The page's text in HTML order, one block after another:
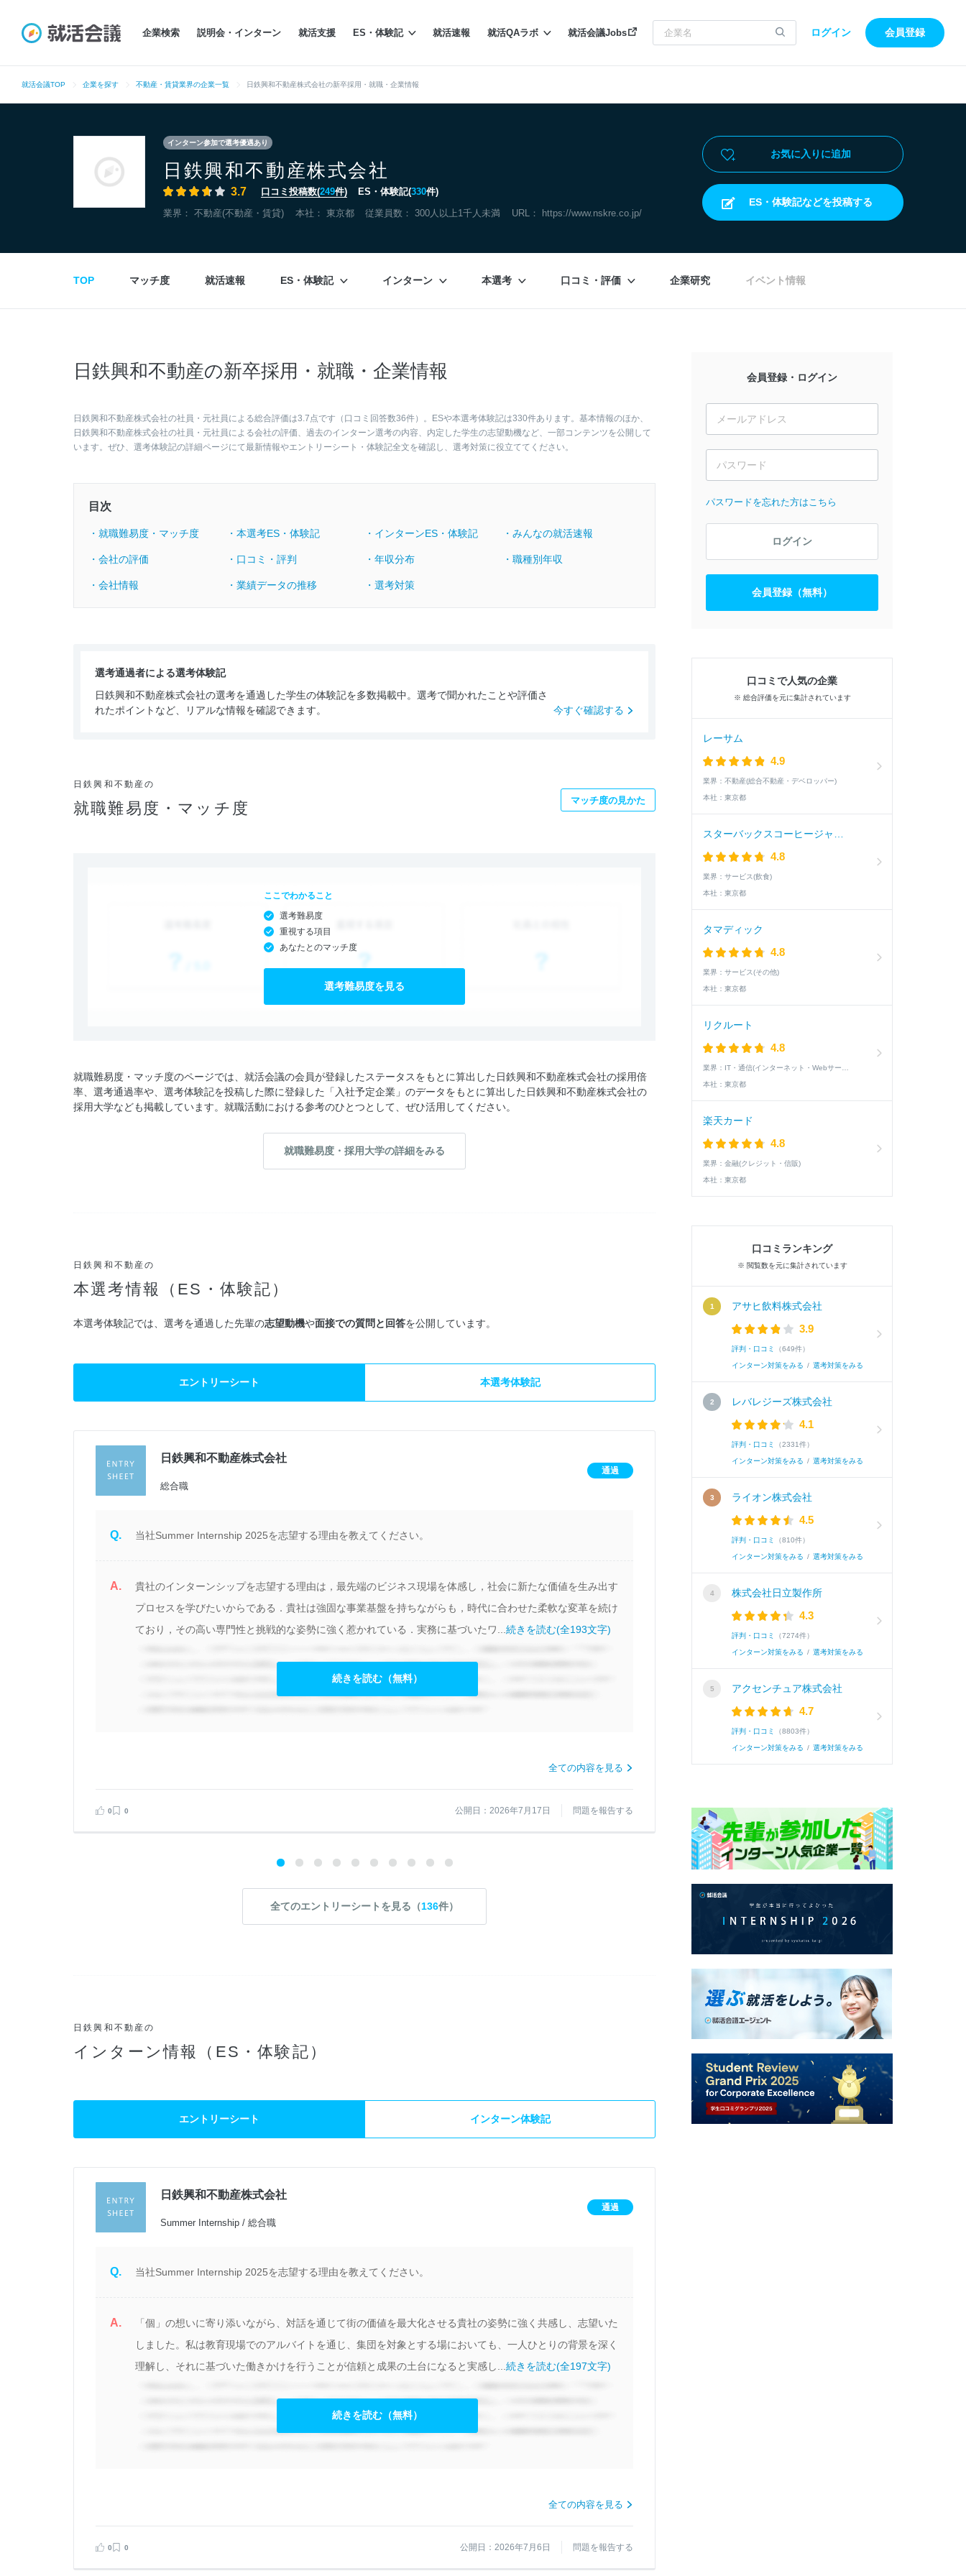
企業検索 説明会・インターン 就活支援 ES・体験記 就活速報 就活QAラボ 就活会議Jobs ログイン 会員登録
就活会議TOP 企業を探す 不動産・賃貸業界の企業一覧 日鉄興和不動産株式会社の新卒採用・就職・企業情報
インターン参加で選考優遇あり
日鉄興和不動産株式会社
3.7 口コミ投稿数(249件) ES・体験記(330件)
業界： 不動産(不動産・賃貸) 本社： 東京都 従業員数： 300人以上1千人未満 URL： https://www.nskre.co.jp/
お気に入りに追加
ES・体験記などを投稿する
TOP マッチ度 就活速報 ES・体験記 インターン 本選考 口コミ・評価 企業研究 イベント情報
日鉄興和不動産の新卒採用・就職・企業情報
日鉄興和不動産株式会社の社員・元社員による総合評価は3.7点です（口コミ回答数36件）。ESや本選考体験記は330件あります。基本情報のほか、
日鉄興和不動産株式会社の社員・元社員による会社の評価、過去のインターン選考の内容、内定した学生の志望動機など、一部コンテンツを公開して
います。ぜひ、選考体験記の詳細ページにて最新情報やエントリーシート・体験記全文を確認し、選考対策に役立ててください。
目次
・就職難易度・マッチ度 ・本選考ES・体験記 ・インターンES・体験記 ・みんなの就活速報
・会社の評価 ・口コミ・評判 ・年収分布 ・職種別年収
・会社情報 ・業績データの推移 ・選考対策
選考通過者による選考体験記
日鉄興和不動産株式会社の選考を通過した学生の体験記を多数掲載中。選考で聞かれたことや評価さ
れたポイントなど、リアルな情報を確認できます。
今すぐ確認する
日鉄興和不動産の
就職難易度・マッチ度 マッチ度の見かた
ここでわかること
選考難易度
重視する項目
あなたとのマッチ度
選考難易度を見る
就職難易度・マッチ度のページでは、就活会議の会員が登録したステータスをもとに算出した日鉄興和不動産株式会社の採用倍
率、選考通過率や、選考体験記を投稿した際に登録した「入社予定企業」のデータをもとに算出した日鉄興和不動産株式会社の
採用大学なども掲載しています。就職活動における参考のひとつとして、ぜひ活用してください。
就職難易度・採用大学の詳細をみる
日鉄興和不動産の
本選考情報（ES・体験記）
本選考体験記では、選考を通過した先輩の志望動機や面接での質問と回答を公開しています。
エントリーシート 本選考体験記
日鉄興和不動産株式会社
総合職
通過
Q. 当社Summer Internship 2025を志望する理由を教えてください。
A.
貴社のインターンシップを志望する理由は，最先端のビジネス現場を体感し，社会に新たな価値を生み出す
プロセスを学びたいからである．貴社は強固な事業基盤を持ちながらも，時代に合わせた柔軟な変革を続け
ており，その高い専門性と挑戦的な姿勢に強く惹かれている．実務に基づいたワ... 続きを読む(全193文字)
続きを読む（無料）
全ての内容を見る
0 0 公開日：2026年7月17日 問題を報告する
日鉄興和不動産株式会社
Q. 「当社を志望する理由」
貴社の「お客さま・地域・社会と真摯に向き合
全てのエントリーシートを見る（136件）
日鉄興和不動産の
インターン情報（ES・体験記）
エントリーシート インターン体験記
日鉄興和不動産株式会社
Summer Internship / 総合職
通過
Q. 当社Summer Internship 2025を志望する理由を教えてください。
A.
「個」の想いに寄り添いながら、対話を通じて街の価値を最大化させる貴社の姿勢に強く共感し、志望いた
しました。私は教育現場でのアルバイトを通じ、集団を対象とする場においても、一人ひとりの背景を深く
理解し、それに基づいた働きかけを行うことが信頼と成果の土台になると実感し... 続きを読む(全197文字)
続きを読む（無料）
全ての内容を見る
0 0 公開日：2026年7月6日 問題を報告する
会員登録・ログイン
パスワードを忘れた方はこちら
ログイン
会員登録（無料）
口コミで人気の企業
※ 総合評価を元に集計されています
レーサム
4.9
業界： 不動産(総合不動産・デベロッパー)
本社： 東京都
4.8
業界： サービス(飲食)
本社： 東京都
タマディック
4.8
業界： サービス(その他)
本社： 東京都
リクルート
4.8
業界：
本社： 東京都
楽天カード
4.8
業界： 金融(クレジット・信販)
本社： 東京都
口コミランキング
※ 閲覧数を元に集計されています
アサヒ飲料株式会社
3.9
評判・口コミ （649件）
インターン対策をみる / 選考対策をみる
レバレジーズ株式会社
4.1
評判・口コミ （2331件）
インターン対策をみる / 選考対策をみる
ライオン株式会社
4.5
評判・口コミ （810件）
インターン対策をみる / 選考対策をみる
株式会社日立製作所
4.3
評判・口コミ （7274件）
インターン対策をみる / 選考対策をみる
アクセンチュア株式会社
4.7
評判・口コミ （8803件）
インターン対策をみる / 選考対策をみる